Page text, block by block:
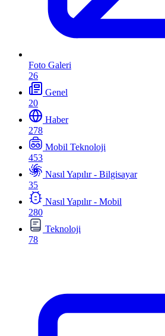
Foto Galeri
26
Genel
20
Haber
278
Mobil Teknoloji
453
Nasıl Yapılır - Bilgisayar
35
Nasıl Yapılır - Mobil
280
Teknoloji
78